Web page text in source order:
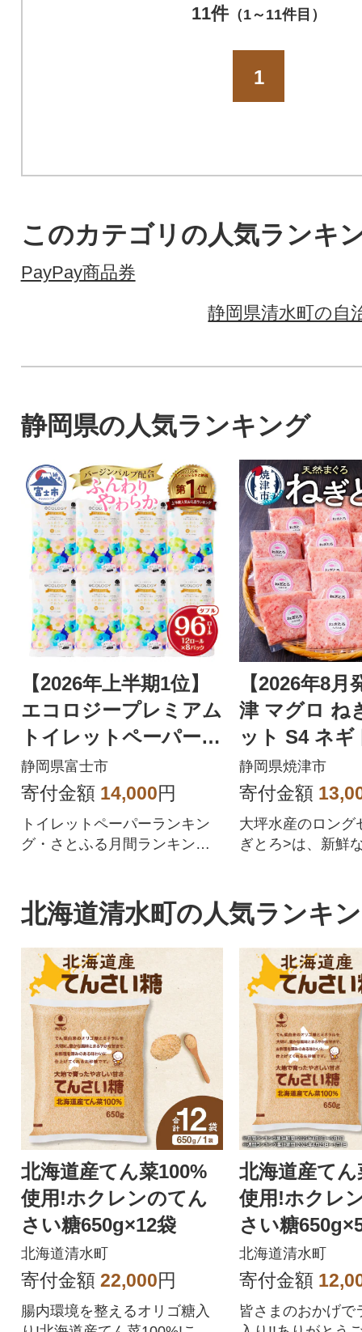
11件（1～11件目）
1
このカテゴリの人気ランキ
PayPay商品券
静岡県清水町の自
静岡県の人気ランキング
【2026年上半期1位】
エコロジープレミアム
トイレットペーパー
ダブル 96ロール 日用
品 人気
静岡県富士市
寄付金額 14,000円
トイレットペーパーランキン
グ・さとふる月間ランキング1
を追求した上質なトイレット
ペーパーです。
【2026年8月
津 マグロ ね
ット S4 ネギ
150202608)
静岡県焼津市
寄付金額
大坪水産のロング
ぎとろ>は、新鮮
CP・EU HACCP
高レベルで取得し
心な食材をお届け
す。またサステ
フードへの取り組
C CoC認証も取
北海道清水町の人気ランキ
北海道産てん菜100%
使用!ホクレンのてん
さい糖650g×12袋
北海道清水町
寄付金額 22,000円
腸内環境を整えるオリゴ糖入
北海道産てん
使用!ホクレ
さい糖
北海道清水町
寄付金額
皆さまのおかげで